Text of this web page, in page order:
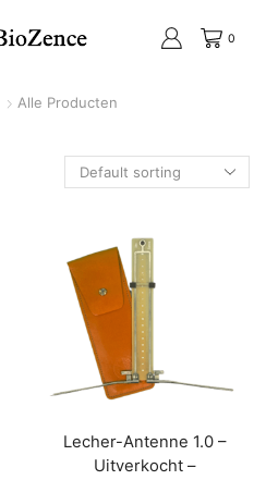
0
Alle Producten
Lecher-Antenne 1.0 –
Uitverkocht –